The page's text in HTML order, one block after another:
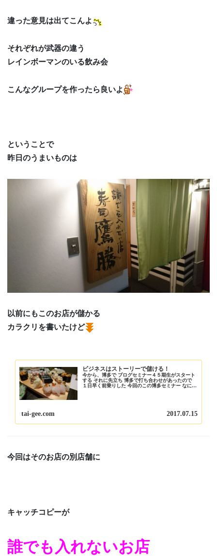
違った意見は出てこんよ
それぞれが武器の違う
レインボーマンのいる飲み会
こんなグループを作ったら良いよ
ということで
昨日のうまいものは
以前にもこのお店が儲かる
カラクリを書いたけど
ビジネスはストーリーで儲ける！
今から、博多で ブログセミナー４５期生がスタート
する それに先立ち 博多で打ち合わせがあったので
１日早く前乗りした 今回のこの博多セミナー なにも
tai-gee.com 2017.07.15
今回はそのお店の別店舗に
キャッチコピーが
誰でも入れないお店